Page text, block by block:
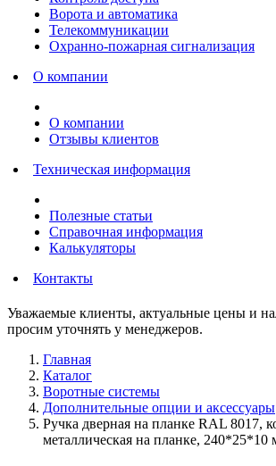
Ворота и автоматика
Телекоммуникации
Охранно-пожарная сигнализация
О компании
О компании
Отзывы клиентов
Техническая информация
Полезные статьи
Справочная информация
Калькуляторы
Контакты
Уважаемые клиенты, актуальные цены и
просим уточнять у менеджеров.
Главная
Каталог
Воротные системы
Дополнительные опции и аксессуары
Ручка дверная на планке RAL 8017,
металлическая на планке, 240*25*10